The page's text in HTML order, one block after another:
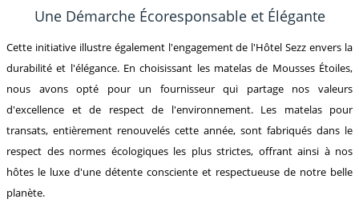
Une Démarche Écoresponsable et Élégante
Cette initiative illustre également l'engagement de l'Hôtel Sezz envers la
durabilité et l'élégance. En choisissant les matelas de Mousses Étoiles,
nous avons opté pour un fournisseur qui partage nos valeurs
d'excellence et de respect de l'environnement. Les matelas pour
transats, entièrement renouvelés cette année, sont fabriqués dans le
respect des normes écologiques les plus strictes, offrant ainsi à nos
hôtes le luxe d'une détente consciente et respectueuse de notre belle
planète.